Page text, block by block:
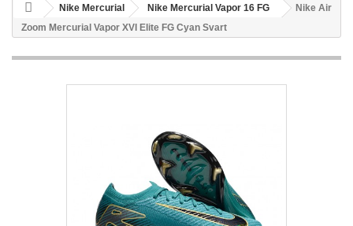
Nike Mercurial Nike Mercurial Vapor 16 FG
Nike Air
Zoom Mercurial Vapor XVI Elite FG Cyan Svart